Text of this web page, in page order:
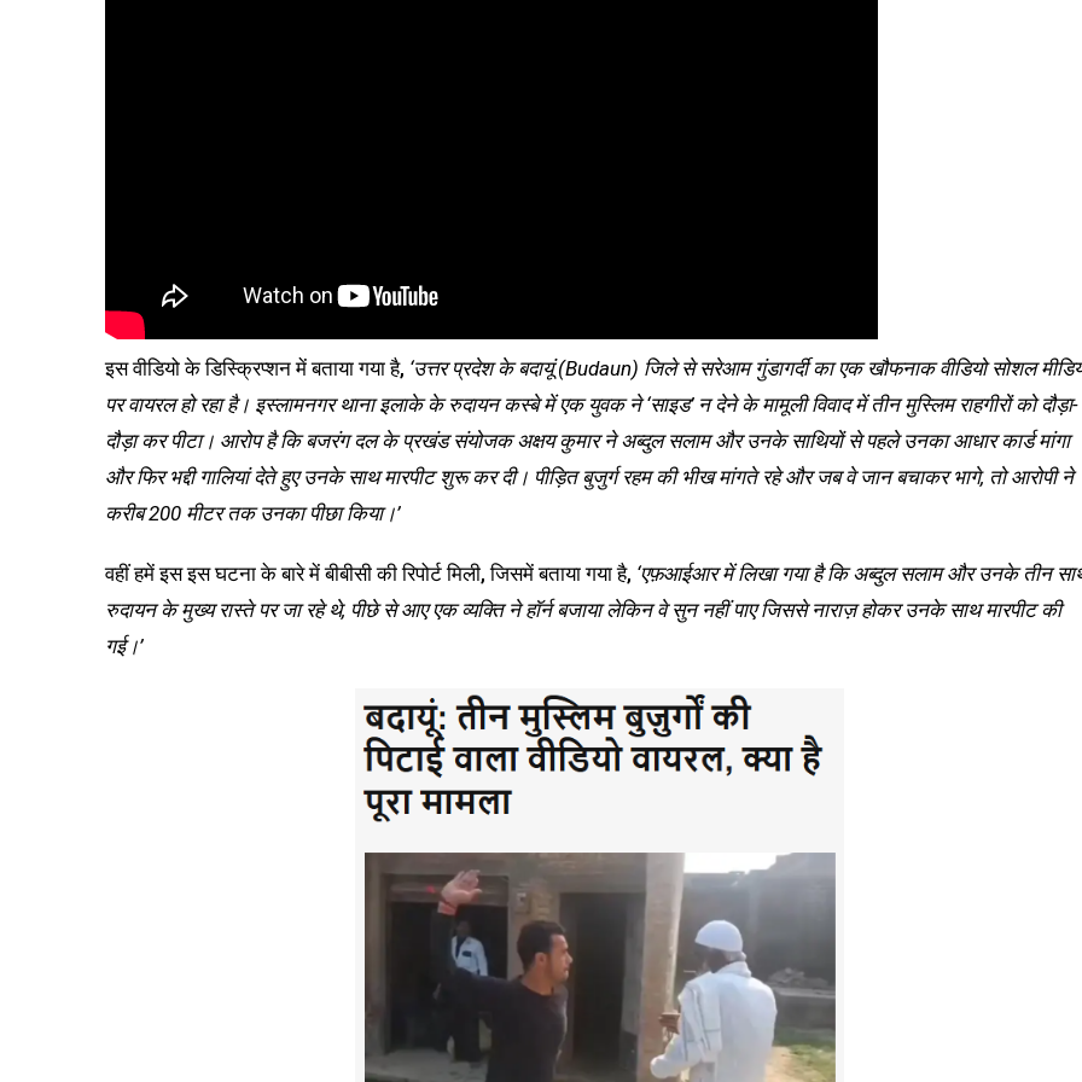
इस वीडियो के डिस्क्रिप्शन में बताया गया है, ‘उत्तर प्रदेश के बदायूं (Budaun) जिले से सरेआम गुंडागर्दी का एक खौफनाक वीडियो सोशल
पर वायरल हो रहा है। इस्लामनगर थाना इलाके के रुदायन कस्बे में एक युवक ने ‘साइड’ न देने के मामूली विवाद में तीन मुस्लिम राहगीरों को दौड़ा-
दौड़ा कर पीटा। आरोप है कि बजरंग दल के प्रखंड संयोजक अक्षय कुमार ने अब्दुल सलाम और उनके साथियों से पहले उनका आधार कार्ड मांगा
और फिर भद्दी गालियां देते हुए उनके साथ मारपीट शुरू कर दी। पीड़ित बुजुर्ग रहम की भीख मांगते रहे और जब वे जान बचाकर भागे, तो आरोपी ने
करीब 200 मीटर तक उनका पीछा किया।’
वहीं हमें इस इस घटना के बारे में बीबीसी की रिपोर्ट मिली, जिसमें बताया गया है, ‘एफ़आईआर में लिखा गया है कि अब्दुल सलाम और उनके तीन
रुदायन के मुख्य रास्ते पर जा रहे थे, पीछे से आए एक व्यक्ति ने हॉर्न बजाया लेकिन वे सुन नहीं पाए जिससे नाराज़ होकर उनके साथ मारपीट की
गई।’